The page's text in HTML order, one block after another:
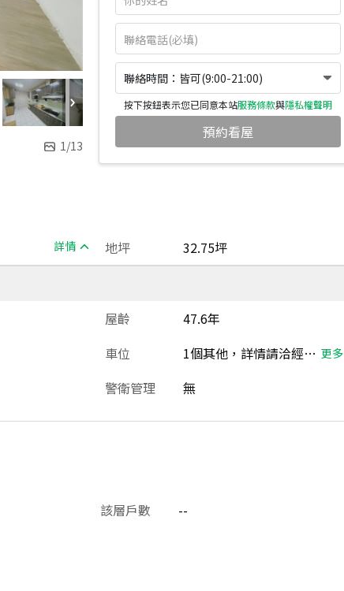
1/13
聯絡時間：皆可(9:00-21:00)
按下按鈕表示您已同意本站服務條款與隱私權聲明
預約看屋
詳情 地坪
32.75坪
屋齡
47.6年
車位 1個其他，詳情請洽經紀人員 更多
警衛管理 無
該層戶數
--